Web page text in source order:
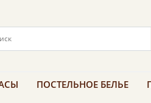
ПОСТЕЛЬНОЕ БЕЛЬЕ